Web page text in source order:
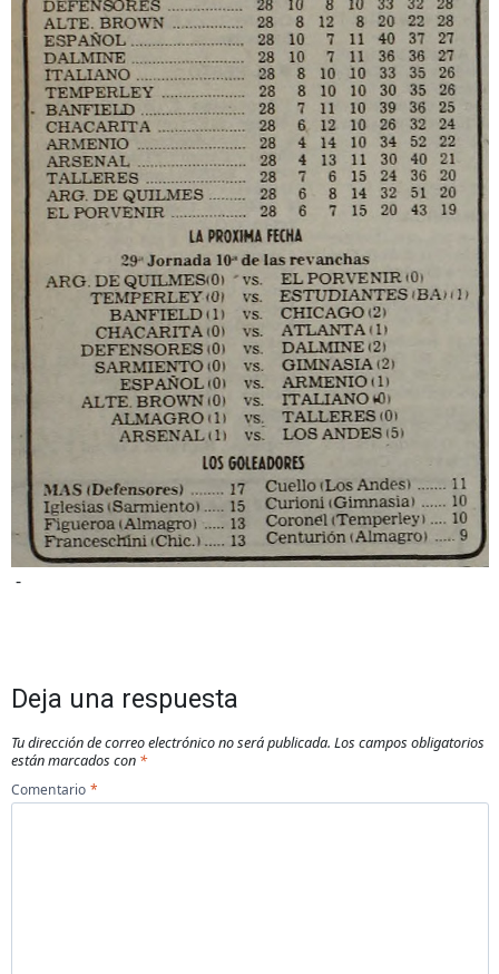
-
Deja una respuesta
Tu dirección de correo electrónico no será publicada. Los campos obligatorios
están marcados con *
Comentario *